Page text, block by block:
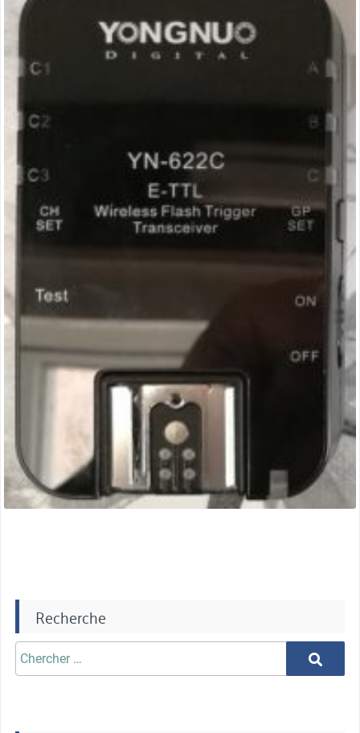
Recherche
Chercher
aprè:
Chercher